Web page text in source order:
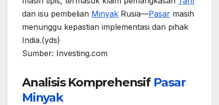
dan isu pembelian Minyak Rusia—Pasar masih
menunggu kepastian implementasi dari pihak
India.(yds)
Sumber: Investing.com
Analisis Komprehensif Pasar
Minyak